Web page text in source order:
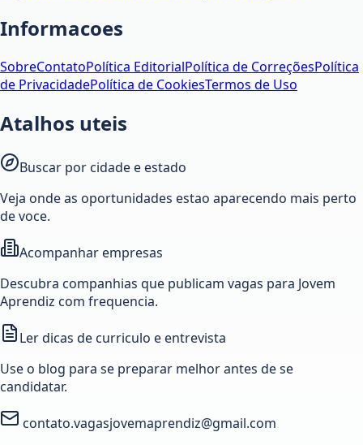
Informacoes
SobreContatoPolítica EditorialPolítica de CorreçõesPolítica
de PrivacidadePolítica de CookiesTermos de Uso
Atalhos uteis
Buscar por cidade e estado
Veja onde as oportunidades estao aparecendo mais perto
de voce.
Acompanhar empresas
Descubra companhias que publicam vagas para Jovem
Aprendiz com frequencia.
Ler dicas de curriculo e entrevista
Use o blog para se preparar melhor antes de se
candidatar.
contato.vagasjovemaprendiz@gmail.com